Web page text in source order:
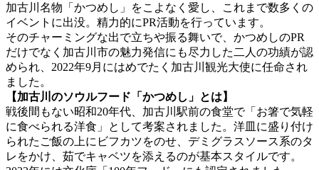
加古川名物「かつめし」をこよなく愛し、これまで数多くの
イベントに出没。精力的にPR活動を行っています。
そのチャーミングな出で立ちや振る舞いで、かつめしのPR
だけでなく加古川市の魅力発信にも尽力した二人の功績が認
められ、2022年9月にはめでたく加古川観光大使に任命され
ました。
【加古川のソウルフード「かつめし」とは】
戦後間もない昭和20年代、加古川駅前の食堂で「お箸で気軽
に食べられる洋食」として考案されました。洋皿に盛り付け
られたご飯の上にビフカツをのせ、デミグラスソース系のタ
レをかけ、茹でキャベツを添えるのが基本スタイルです。